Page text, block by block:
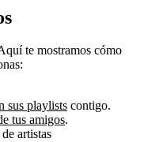
te mostramos cómo
sus playlists contigo.
tus amigos.
artistas